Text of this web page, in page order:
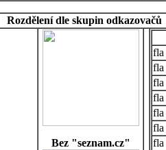
Rozdělení dle skupin odkazovačů
Bez "seznam.cz"